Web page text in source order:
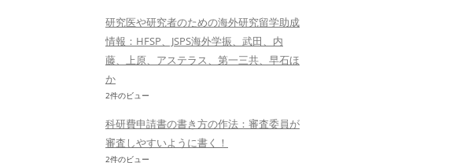
研究医や研究者のための海外研究留学助成
情報：HFSP、JSPS海外学振、武田、内
藤、上原、アステラス、第一三共、早石ほ
か
2件のビュー
科研費申請書の書き方の作法：審査委員が
審査しやすいように書く！
2件のビュー